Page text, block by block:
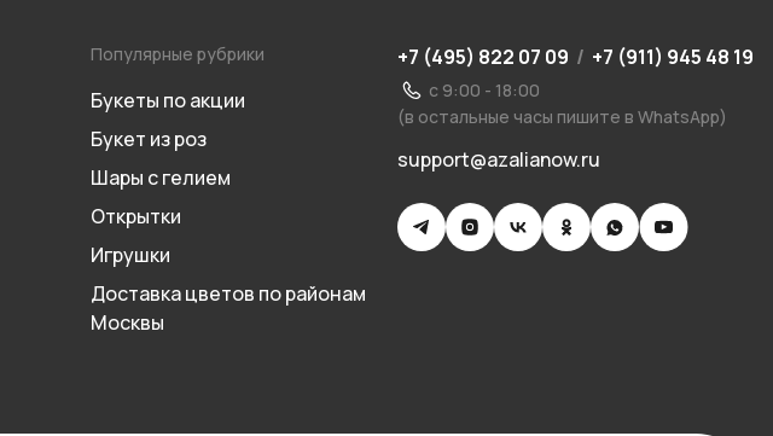
Популярные рубрики
Букеты по акции
Букет из роз
Шары с гелием
Открытки
Игрушки
Доставка цветов по районам
Москвы
+7 (495) 822 07 09 / +7 (911) 945 48 19
с 9:00 - 18:00
(в остальные часы пишите в WhatsApp)
support@azalianow.ru